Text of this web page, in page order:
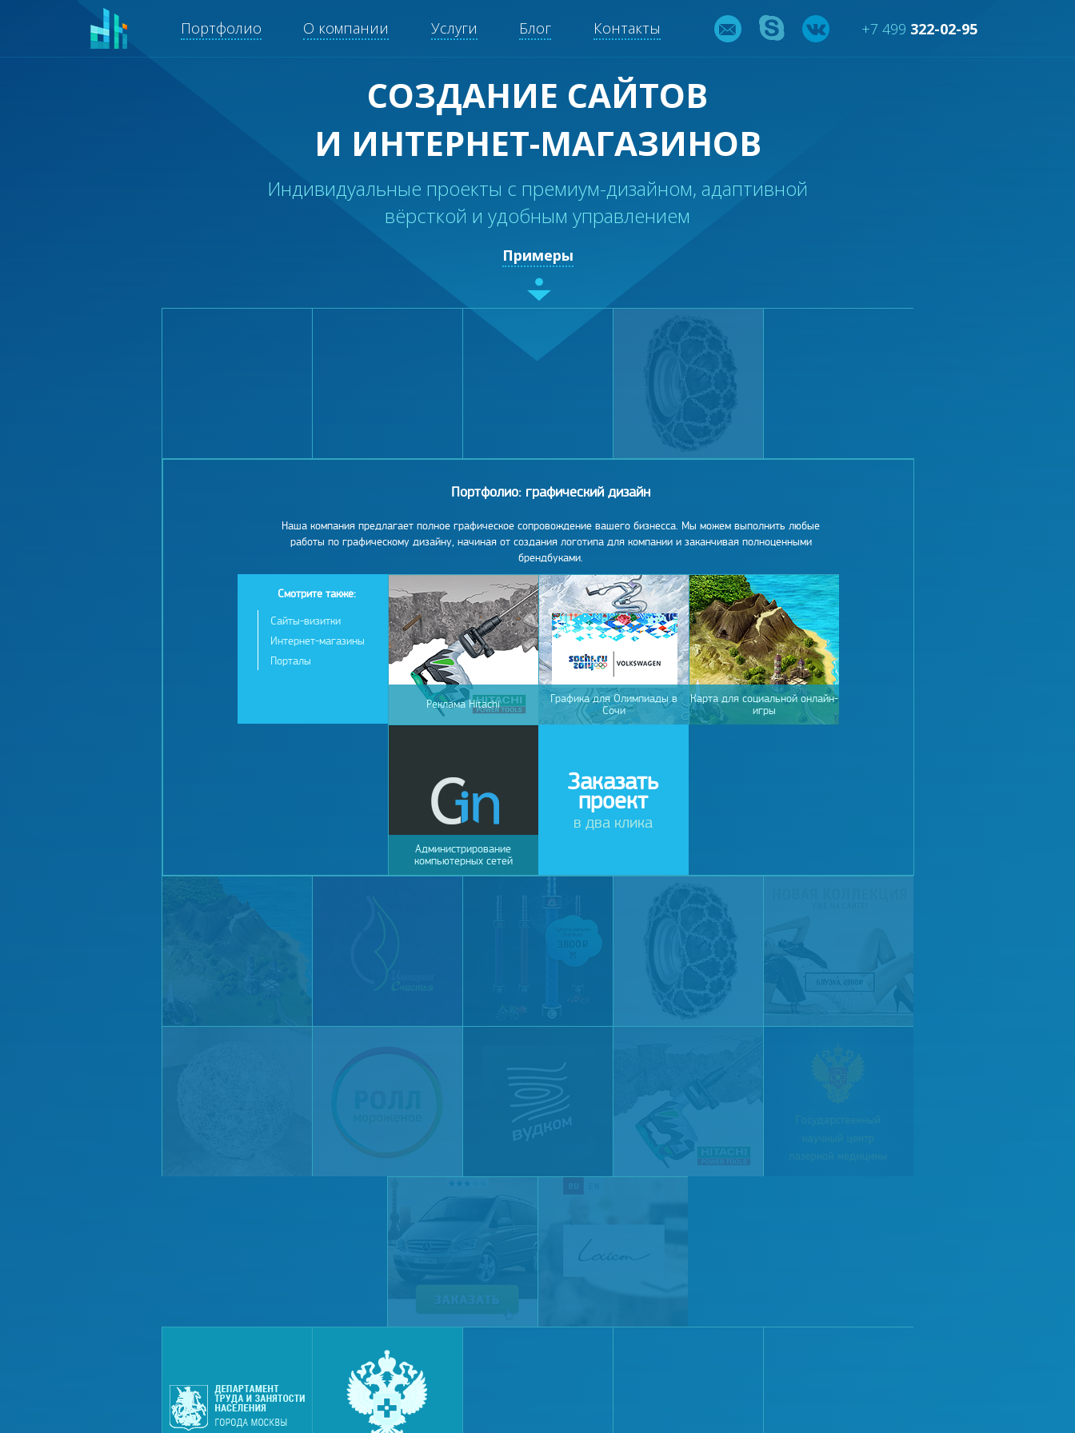
Портфолио О компании Услуги Блог Контакты +7 499 322-02-95
СОЗДАНИЕ САЙТОВ
И ИНТЕРНЕТ-МАГАЗИНОВ
Индивидуальные проекты с премиум-дизайном, адаптивной
вёрсткой и удобным управлением
Примеры
Портфолио: графический дизайн
Наша компания предлагает полное графическое сопровождение вашего бизнесса. Мы можем выполнить любые
работы по графическому дизайну, начиная от создания логотипа для компании и заканчивая полноценными
брендбуками.
Смотрите также:
Сайты-визитки
Интернет-магазины
Порталы
Реклама Hitachi
Графика для Олимпиады в
Сочи
Карта для социальной онлайн-
игры
Администрирование
компьютерных сетей
Заказать
проект
в два клика